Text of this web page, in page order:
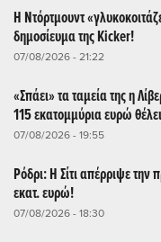
Η Ντόρτμουντ
δημοσίευμα της Kicker!
07/08/2026 - 21:22
«Σπάει» τα ταμεία της η
115 εκατομμύρια ευρώ
07/08/2026 - 19:55
Ρόδρι: Η Σίτι απέρριψε
εκατ. ευρώ!
07/08/2026 - 18:30